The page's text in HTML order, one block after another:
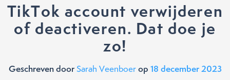
TikTok account verwijderen
of deactiveren. Dat doe je
zo!
Geschreven doorSarah Veenboerop 18 december 2023